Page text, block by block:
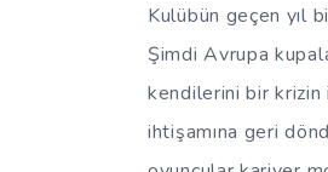
Kulübün geçen yıl
Şimdi Avrupa
kendilerini bir krizin
ihtişamına geri